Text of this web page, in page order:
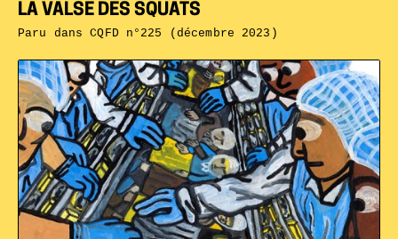
LA VALSE DES SQUATS
Paru dansCQFD n°225 (décembre 2023)